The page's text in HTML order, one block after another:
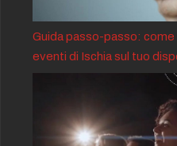
Guida passo-passo: come
eventi di Ischia sul tuo